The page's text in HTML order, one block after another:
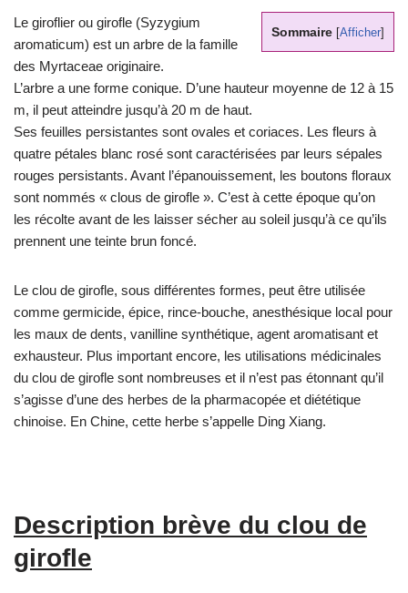
Sommaire [Afficher]
Le giroflier ou girofle (Syzygium
aromaticum) est un arbre de la famille
des Myrtaceae originaire.
L’arbre a une forme conique. D’une hauteur moyenne de 12 à 15
m, il peut atteindre jusqu’à 20 m de haut.
Ses feuilles persistantes sont ovales et coriaces. Les fleurs à
quatre pétales blanc rosé sont caractérisées par leurs sépales
rouges persistants. Avant l’épanouissement, les boutons floraux
sont nommés « clous de girofle ». C’est à cette époque qu’on
les récolte avant de les laisser sécher au soleil jusqu’à ce qu’ils
prennent une teinte brun foncé.
Le clou de girofle, sous différentes formes, peut être utilisée
comme germicide, épice, rince-bouche, anesthésique local pour
les maux de dents, vanilline synthétique, agent aromatisant et
exhausteur. Plus important encore, les utilisations médicinales
du clou de girofle sont nombreuses et il n’est pas étonnant qu’il
s’agisse d’une des herbes de la pharmacopée et diététique
chinoise. En Chine, cette herbe s’appelle Ding Xiang.
Description brève du clou de
girofle